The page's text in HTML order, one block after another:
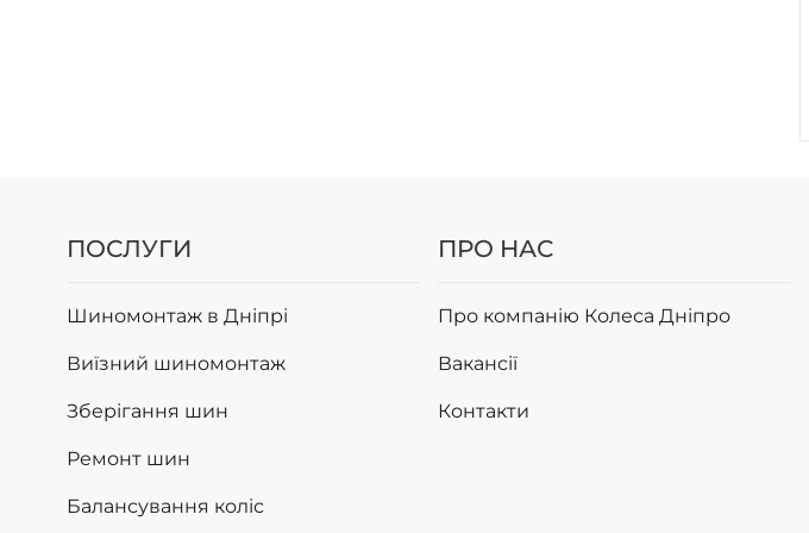
ПОСЛУГИ
Шиномонтаж в Дніпрі
Виїзний шиномонтаж
Зберігання шин
Ремонт шин
Балансування коліс
ПРО НАС
Про компанію Колеса Дніпро
Вакансії
Контакти